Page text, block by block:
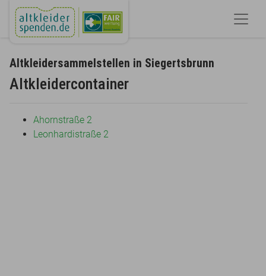
Altkleidersammelstellen in Siegertsbrunn
Altkleidercontainer
Ahornstraße 2
Leonhardistraße 2